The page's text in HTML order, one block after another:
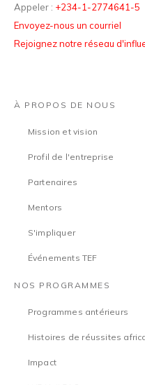
Appeler : +234-1-2774641-5
Envoyez-nous un courriel
Rejoignez notre réseau
À PROPOS DE NOUS
Mission et vision
Profil de l'entreprise
Partenaires
Mentors
S'impliquer
Événements TEF
NOS PROGRAMMES
Programmes antérieurs
Histoires de réussites
Impact